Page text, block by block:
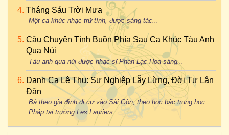
Tháng Sáu Trời Mưa
Một ca khúc nhạc trữ tình, được sáng tác...
Câu Chuyện Tình Buồn Phía Sau Ca Khúc Tàu Anh
Qua Núi
Tàu anh qua núi được nhạc sĩ Phan Lạc Hoa sáng...
Danh Ca Lệ Thu: Sự Nghiệp Lẫy Lừng, Đời Tư Lận
Đận
Bà theo gia đình di cư vào Sài Gòn, theo học bậc trung học
Pháp tại trường Les Lauriers...